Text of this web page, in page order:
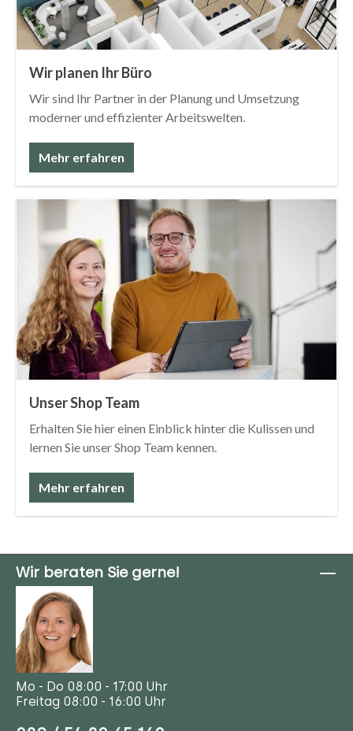
Wir planen Ihr Büro
Wir sind Ihr Partner in der Planung und Umsetzung
moderner und effizienter Arbeitswelten.
Mehr erfahren
Unser Shop Team
Erhalten Sie hier einen Einblick hinter die Kulissen und
lernen Sie unser Shop Team kennen.
Mehr erfahren
Wir beraten Sie gerne!
Mo - Do 08:00 - 17:00 Uhr
Freitag 08:00 - 16:00 Uhr